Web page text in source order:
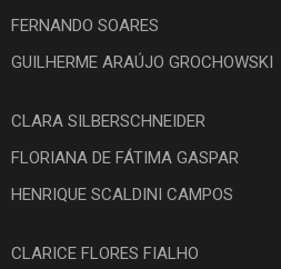
FERNANDO SOARES
GUILHERME ARAÚJO GROCHOWSKI
CLARA SILBERSCHNEIDER
FLORIANA DE FÁTIMA GASPAR
HENRIQUE SCALDINI CAMPOS
CLARICE FLORES FIALHO